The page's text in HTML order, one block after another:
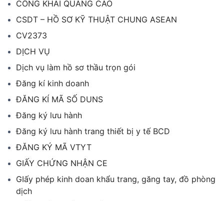
CÔNG KHAI QUẢNG CÁO
CSDT – HỒ SƠ KỸ THUẬT CHUNG ASEAN
CV2373
DỊCH VỤ
Dịch vụ làm hồ sơ thầu trọn gói
Đăng kí kinh doanh
ĐĂNG KÍ MÃ SỐ DUNS
Đăng ký lưu hành
Đăng ký lưu hành trang thiết bị y tế BCD
ĐĂNG KÝ MÃ VTYT
GIẤY CHỨNG NHẬN CE
GIấy phép kinh doan khẩu trang, găng tay, đồ phòng
dịch